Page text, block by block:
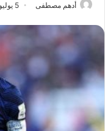
أدهم مصطفى 5 يوليو، 2026